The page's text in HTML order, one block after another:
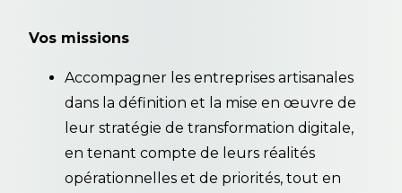
Vos missions
Accompagner les entreprises artisanales
dans la définition et la mise en œuvre de
leur stratégie de transformation digitale,
en tenant compte de leurs réalités
opérationnelles et de priorités, tout en